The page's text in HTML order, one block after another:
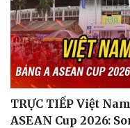
TRỰC TIẾP Việt
ASEAN Cup 2026: